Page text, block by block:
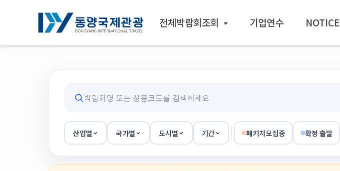
전체박람회조회 기업연수 NOTICE
산업별 국가별 도시별 기간 패키지모집중 확정 출발